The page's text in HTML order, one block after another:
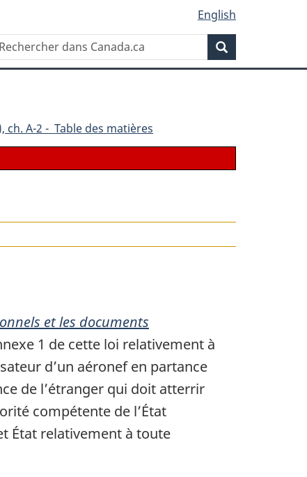
English
ch. A-2 - Table des matières
et les documents
1 de cette loi relativement à
d’un aéronef en partance
de l’étranger qui doit atterrir
compétente de l’État
État relativement à toute